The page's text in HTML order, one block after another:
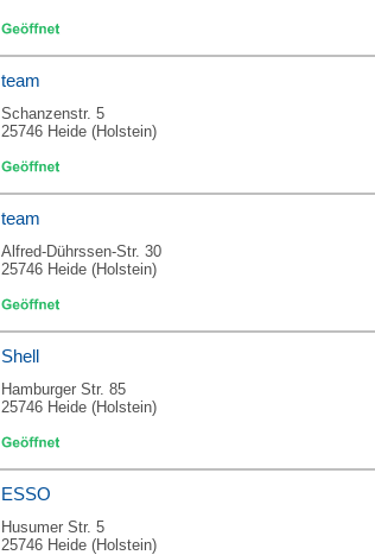
team
Schanzenstr. 5
25746 Heide (Holstein)
team
Alfred-Dührssen-Str. 30
25746 Heide (Holstein)
Shell
Hamburger Str. 85
25746 Heide (Holstein)
ESSO
Husumer Str. 5
25746 Heide (Holstein)